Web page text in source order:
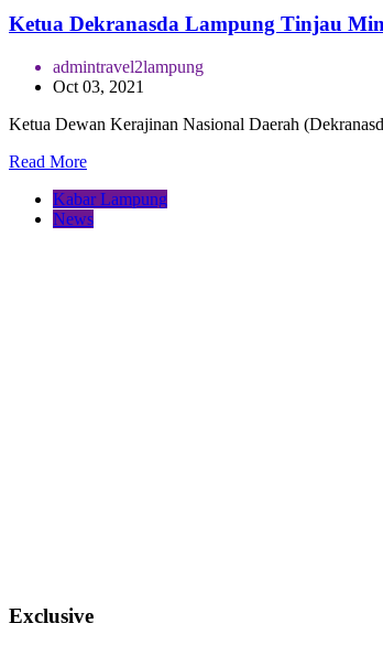
Ketua Dekranasda Lampung Tinjau
admintravel2lampung
Oct 03, 2021
Ketua Dewan Kerajinan Nasional Daerah
Read More
Kabar Lampung
News
Exclusive